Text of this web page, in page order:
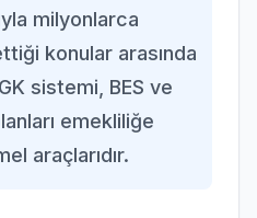
milyonlarca
konular arasında
sistemi, BES ve
emekliliğe
araçlarıdır.